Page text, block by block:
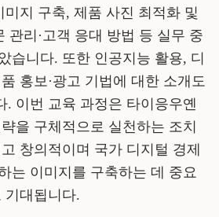
미지 구축, 제품 사진 최적화 및
관리 ·고객 응대 방법 등 실무 중
습니다. 또한 인공지능 활용, 디
홍보·광고 기법에 대한 소개도
. 이번 교육 과정은 타이응우옌
을 구체적으로 실천하는 조치
창의적이며 국가 디지털 경제
는 이미지를 구축하는 데
중요
기대됩니다.